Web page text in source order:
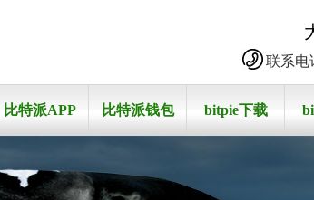
联系电
比特派APP 比特派钱包 bitpie下载